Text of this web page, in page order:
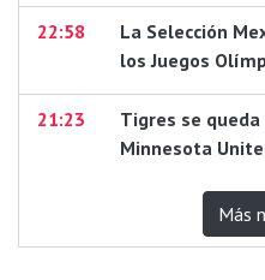
22:58
La Selección
los Juegos
21:23
Tigres se
Minnesota
Más